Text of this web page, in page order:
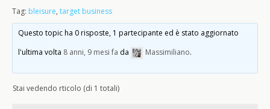
Tag: bleisure, target business
Questo topic ha 0 risposte, 1 partecipante ed è stato aggiornato
l'ultima volta 8 anni, 9 mesi fa da Massimiliano.
Stai vedendo rticolo (di 1 totali)